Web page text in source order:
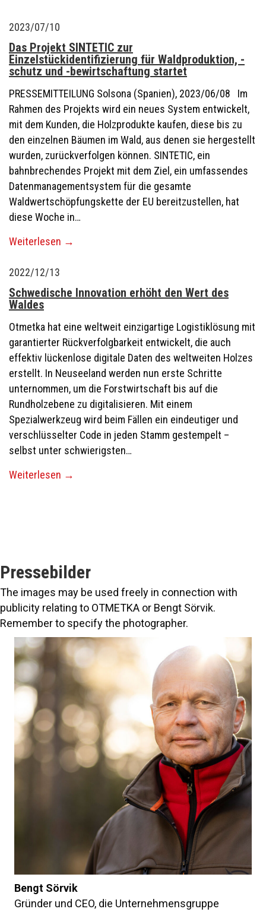
2023/07/10
Das Projekt SINTETIC zur
Einzelstückidentifizierung für Waldproduktion, -
schutz und -bewirtschaftung startet
PRESSEMITTEILUNG Solsona (Spanien), 2023/06/08 Im
Rahmen des Projekts wird ein neues System entwickelt,
mit dem Kunden, die Holzprodukte kaufen, diese bis zu
den einzelnen Bäumen im Wald, aus denen sie hergestellt
wurden, zurückverfolgen können. SINTETIC, ein
bahnbrechendes Projekt mit dem Ziel, ein umfassendes
Datenmanagementsystem für die gesamte
Waldwertschöpfungskette der EU bereitzustellen, hat
diese Woche in…
Weiterlesen →
2022/12/13
Schwedische Innovation erhöht den Wert des
Waldes
Otmetka hat eine weltweit einzigartige Logistiklösung mit
garantierter Rückverfolgbarkeit entwickelt, die auch
effektiv lückenlose digitale Daten des weltweiten Holzes
erstellt. In Neuseeland werden nun erste Schritte
unternommen, um die Forstwirtschaft bis auf die
Rundholzebene zu digitalisieren. Mit einem
Spezialwerkzeug wird beim Fällen ein eindeutiger und
verschlüsselter Code in jeden Stamm gestempelt –
selbst unter schwierigsten…
Weiterlesen →
Pressebilder
The images may be used freely in connection with
publicity relating to OTMETKA or Bengt Sörvik.
Remember to specify the photographer.
Bengt Sörvik
Gründer und CEO, die Unternehmensgruppe